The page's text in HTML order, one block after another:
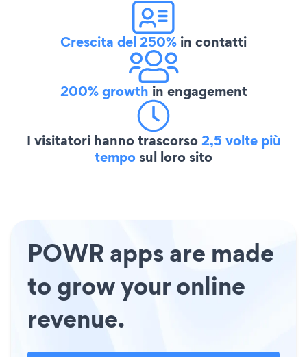
Crescita del 250% in contatti
200% growth in engagement
I visitatori hanno trascorso2,5 volte più
temposul loro sito
POWR apps are made
to grow your online
revenue.